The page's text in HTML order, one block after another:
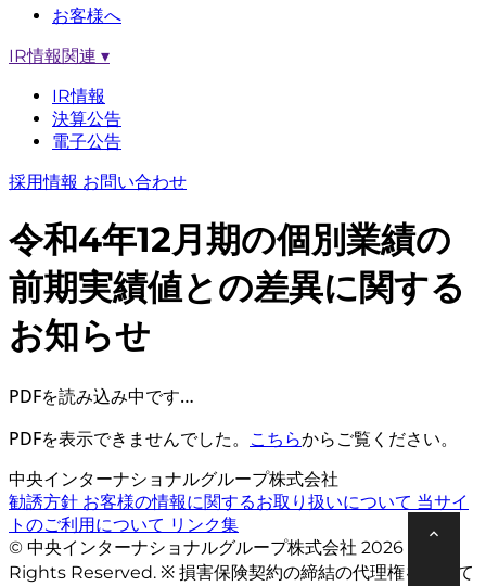
お客様へ
IR情報関連 ▾
IR情報
決算公告
電子公告
採用情報 お問い合わせ
令和4年12月期の個別業績の
前期実績値との差異に関する
お知らせ
PDFを読み込み中です…
PDFを表示できませんでした。 こちらからご覧ください。
中央インターナショナルグループ株式会社
勧誘方針 お客様の情報に関するお取り扱いについて 当サイ
トのご利用について リンク集
© 中央インターナショナルグループ株式会社 2026 All
Rights Reserved. ※ 損害保険契約の締結の代理権を有して